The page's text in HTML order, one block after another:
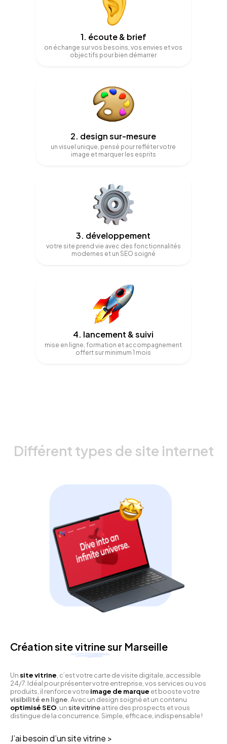
1. écoute & brief
on échange sur vos besoins, vos envies et vos
objectifs pour bien démarrer
2. design sur-mesure
un visuel unique, pensé pour refléter votre
image et marquer les esprits
3. développement
votre site prend vie avec des fonctionnalités
modernes et un SEO soigné
4. lancement & suivi
mise en ligne, formation et accompagnement
offert sur minimum 1 mois
Différent types de site internet
Création sitevitrinesur Marseille
Un site vitrine , c’est votre carte de visite digitale, accessible
24/7. Idéal pour présenter votre entreprise, vos services ou vos
produits, il renforce votreimage de marque et booste votre
visibilité en ligne . Avec un design soigné et un contenu
optimisé SEO , unsite vitrineattire des prospects et vous
distingue de la concurrence. Simple, efficace, indispensable !
J’ai besoin d’un site vitrine >